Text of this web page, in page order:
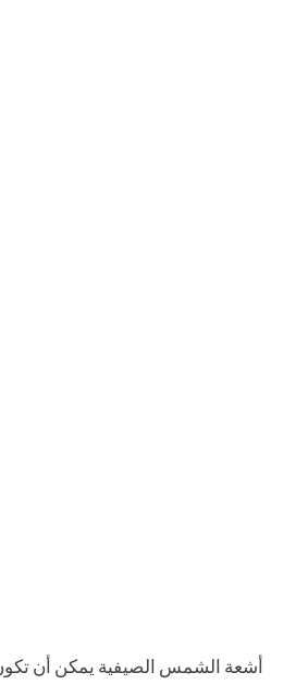
أشعة الشمس الصيفية يمكن أن